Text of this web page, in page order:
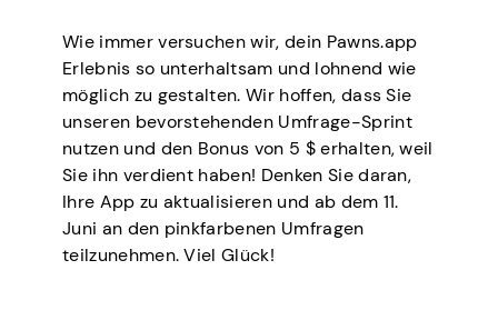
Wie immer versuchen wir, dein Pawns.app
Erlebnis so unterhaltsam und lohnend wie
möglich zu gestalten. Wir hoffen, dass Sie
unseren bevorstehenden Umfrage-Sprint
nutzen und den Bonus von 5 $ erhalten, weil
Sie ihn verdient haben! Denken Sie daran,
Ihre App zu aktualisieren und ab dem 11.
Juni an den pinkfarbenen Umfragen
teilzunehmen. Viel Glück!